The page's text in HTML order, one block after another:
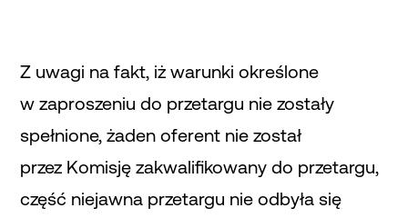
Z uwagi na fakt, iż warunki określone
w zaproszeniu do przetargu nie zostały
spełnione, żaden oferent nie został
przez Komisję zakwalifikowany do przetargu,
część niejawna przetargu nie odbyła się